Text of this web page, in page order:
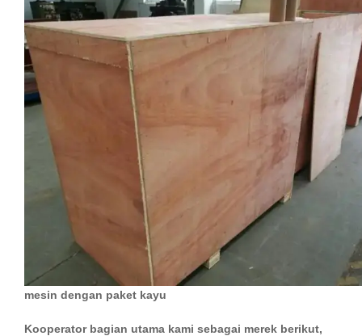
mesin dengan paket kayu
Kooperator bagian utama kami sebagai merek berikut,